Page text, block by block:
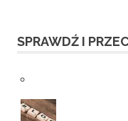
SPRAWDŹ I